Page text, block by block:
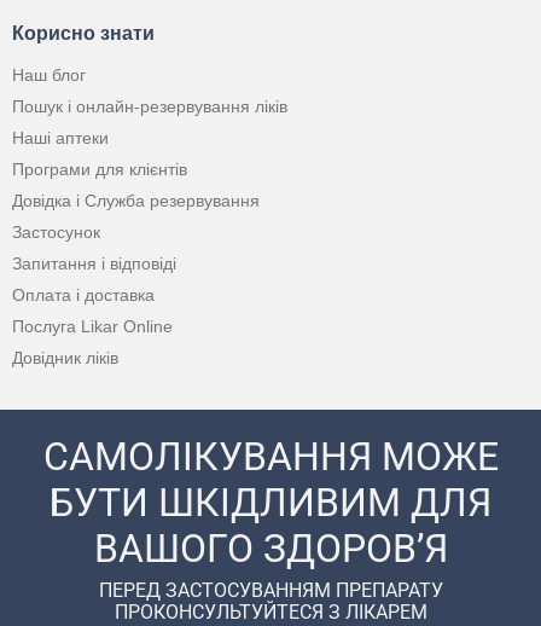
Корисно знати
Наш блог
Пошук і онлайн-резервування ліків
Наші аптеки
Програми для клієнтів
Довідка і Служба резервування
Застосунок
Запитання і відповіді
Оплата і доставка
Послуга Likar Online
Довідник ліків
САМОЛІКУВАННЯ МОЖЕ
БУТИ ШКІДЛИВИМ ДЛЯ
ВАШОГО ЗДОРОВ’Я
ПЕРЕД ЗАСТОСУВАННЯМ ПРЕПАРАТУ
ПРОКОНСУЛЬТУЙТЕСЯ З ЛІКАРЕМ